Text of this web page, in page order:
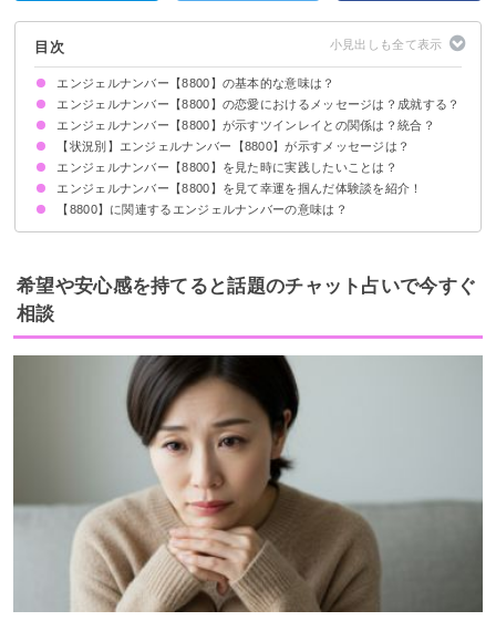
目次
エンジェルナンバー【8800】の基本的な意味は？
天使の力で奇跡が起きる前兆です
エンジェルナンバー【8800】の恋愛におけるメッセージは？成就する？
片思いしている時
復縁したい時
恋人との関係について
エンジェルナンバー【8800】が示すツインレイとの関係は？統合？
お互いの関係が強くなるタイミング
サイレント期間の場合
【状況別】エンジェルナンバー【8800】が示すメッセージは？
何度も【8800】を見る場合
車のナンバープレートで【8800】を見る場合
エンジェルナンバー【8800】を見た時に実践したいことは？
慈善活動をする
プレゼントを贈る
エンジェルナンバー【8800】を見て幸運を掴んだ体験談を紹介！
昇進のチャンスを掴んで成功した
愛を与える大切さを知り恋人ができた
英会話を始めて新たな夢を持てた
【8800】に関連するエンジェルナンバーの意味は？
エンジェルナンバー【880】
エンジェルナンバー【0】
エンジェルナンバー【8888】
希望や安心感を持てると話題のチャット占いで今すぐ
相談